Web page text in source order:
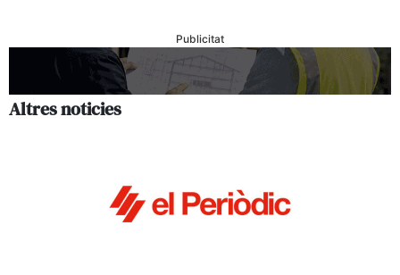
Publicitat
Altres noticies